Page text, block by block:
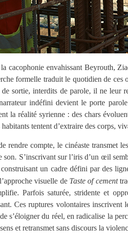
cacophonie envahissant Beyrouth,
formelle traduit le quotidien de ces
sortie, interdits de parole, il ne leur
indéfini devient le porte
la réalité syrienne : des chars
tentent d’extraire des corps,
rendre compte, le cinéaste transmet
son. S’inscrivant sur l’iris d’un œil
un cadre défini par des
visuelle de Taste of cement
Parfois saturée, stridente et
Ces ruptures volontaires
s’éloigner du réel, en radicalise la
et retransmet sans discours la